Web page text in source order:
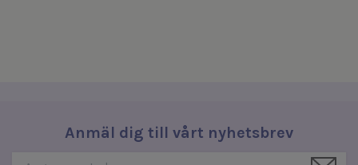
Anmäl dig till vårt nyhetsbrev